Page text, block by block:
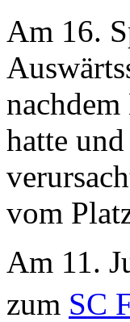
Am 16.
hatte
vom
Am 11.
zum SC